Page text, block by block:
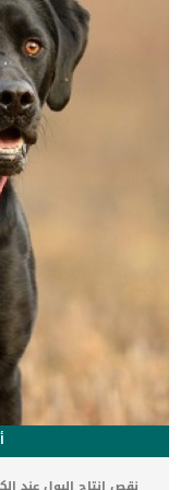
عدم القدرة على
تورم العضلات حول
عضلات خارج العين تورم
والكتف عند القطط
القطط السبب